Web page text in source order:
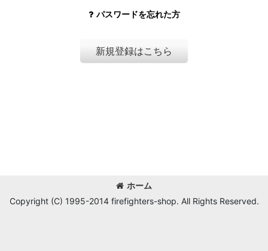
パスワードを忘れた方
新規登録はこちら
ホーム
Copyright (C) 1995-2014 firefighters-shop. All Rights Reserved.